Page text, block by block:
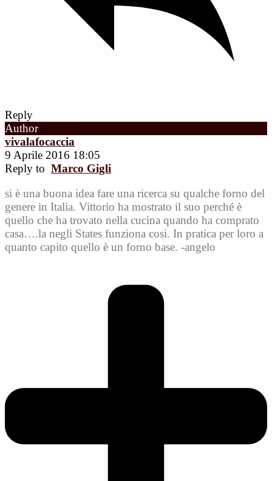
Reply
Author
vivalafocaccia
9 Aprile 2016 18:05
Reply to Marco Gigli
si è una buona idea fare una ricerca su qualche forno del
genere in Italia. Vittorio ha mostrato il suo perché è
quello che ha trovato nella cucina quando ha comprato
casa….la negli States funziona cosi. In pratica per loro a
quanto capito quello è un forno base. -angelo